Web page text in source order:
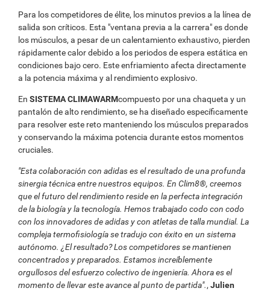
Para los competidores de élite, los minutos previos a la línea de
salida son críticos. Esta "ventana previa a la carrera" es donde
los músculos, a pesar de un calentamiento exhaustivo, pierden
rápidamente calor debido a los periodos de espera estática en
condiciones bajo cero. Este enfriamiento afecta directamente
a la potencia máxima y al rendimiento explosivo.
En SISTEMA CLIMAWARMcompuesto por una chaqueta y un
pantalón de alto rendimiento, se ha diseñado específicamente
para resolver este reto manteniendo los músculos preparados
y conservando la máxima potencia durante estos momentos
cruciales.
"Esta colaboración con adidas es el resultado de una profunda
sinergia técnica entre nuestros equipos. En Clim8®, creemos
que el futuro del rendimiento reside en la perfecta integración
de la biología y la tecnología. Hemos trabajado codo con codo
con los innovadores de adidas y con atletas de talla mundial. La
compleja termofisiología se tradujo con éxito en un sistema
autónomo. ¿El resultado? Los competidores se mantienen
concentrados y preparados. Estamos increíblemente
orgullosos del esfuerzo colectivo de ingeniería. Ahora es el
momento de llevar este avance al punto de partida"., Julien